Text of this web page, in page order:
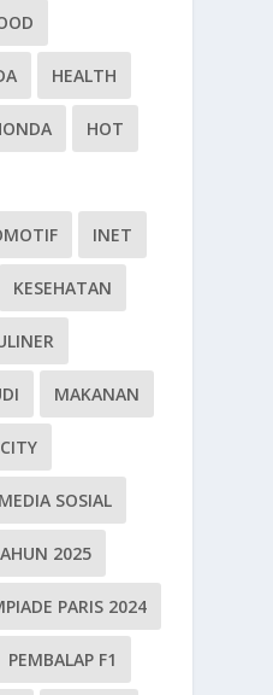
HEALTH
HOT
INET
KESEHATAN
MAKANAN
MEDIA SOSIAL
2025
PARIS 2024
PEMBALAP F1